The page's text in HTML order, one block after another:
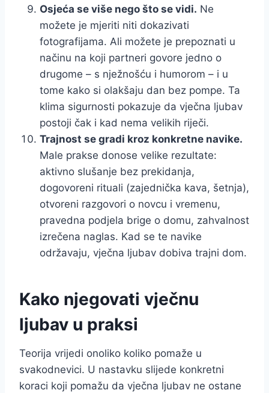
Osjeća se više nego što se vidi. Ne
možete je mjeriti niti dokazivati
fotografijama. Ali možete je prepoznati u
načinu na koji partneri govore jedno o
drugome – s nježnošću i humorom – i u
tome kako si olakšaju dan bez pompe. Ta
klima sigurnosti pokazuje da vječna ljubav
postoji čak i kad nema velikih riječi.
Trajnost se gradi kroz konkretne navike.
Male prakse donose velike rezultate:
aktivno slušanje bez prekidanja,
dogovoreni rituali (zajednička kava, šetnja),
otvoreni razgovori o novcu i vremenu,
pravedna podjela brige o domu, zahvalnost
izrečena naglas. Kad se te navike
održavaju, vječna ljubav dobiva trajni dom.
Kako njegovati vječnu
ljubav u praksi
Teorija vrijedi onoliko koliko pomaže u
svakodnevici. U nastavku slijede konkretni
koraci koji pomažu da vječna ljubav ne ostane